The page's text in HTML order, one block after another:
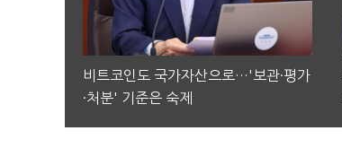
비트코인도 국가자산으로…'보관·평가
·처분' 기준은 숙제